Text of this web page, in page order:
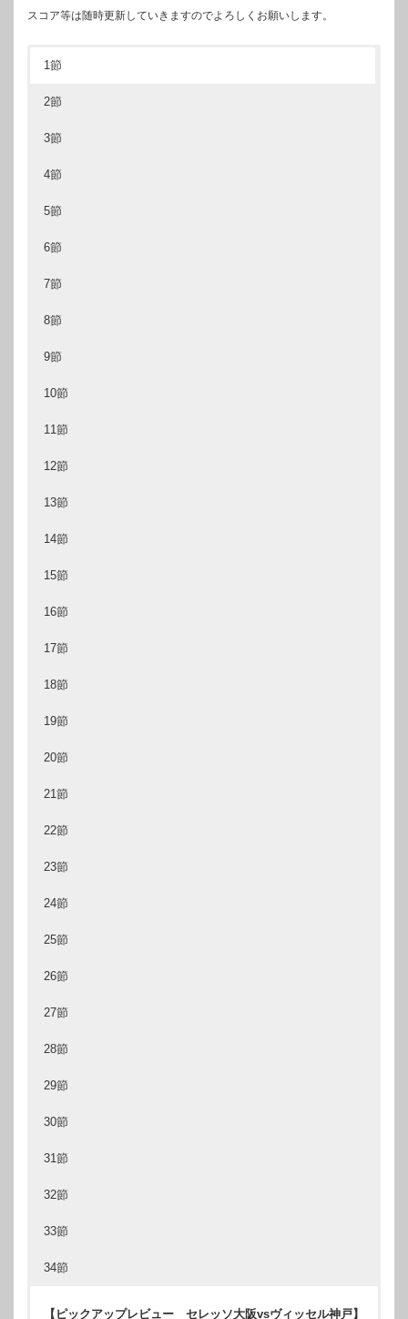
スコア等は随時更新していきますのでよろしくお願いします。
1節
2節
3節
4節
5節
6節
7節
8節
9節
10節
11節
12節
13節
14節
15節
16節
17節
18節
19節
20節
21節
22節
23節
24節
25節
26節
27節
28節
29節
30節
31節
32節
33節
34節
【ピックアップレビュー セレッソ大阪vsヴィッセル神戸】